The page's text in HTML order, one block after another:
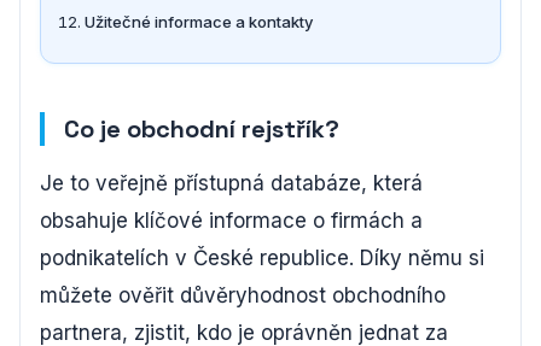
Užitečné informace a kontakty
Co je obchodní rejstřík?
Je to veřejně přístupná databáze, která
obsahuje klíčové informace o firmách a
podnikatelích v České republice. Díky němu si
můžete ověřit důvěryhodnost obchodního
partnera, zjistit, kdo je oprávněn jednat za